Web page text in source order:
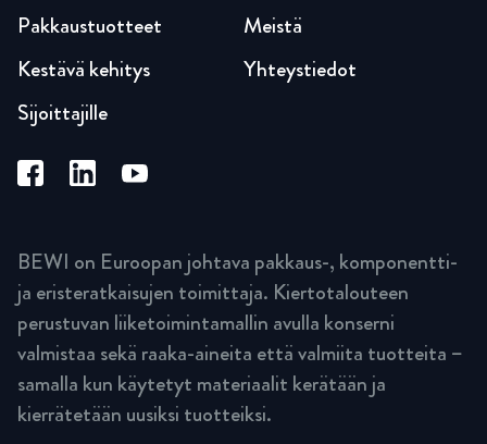
Pakkaustuotteet
Kestävä kehitys
Sijoittajille
Meistä
Yhteystiedot
BEWI on Euroopan johtava pakkaus-, komponentti-
ja eristeratkaisujen toimittaja. Kiertotalouteen
perustuvan liiketoimintamallin avulla konserni
valmistaa sekä raaka-aineita että valmiita tuotteita –
samalla kun käytetyt materiaalit kerätään ja
kierrätetään uusiksi tuotteiksi.